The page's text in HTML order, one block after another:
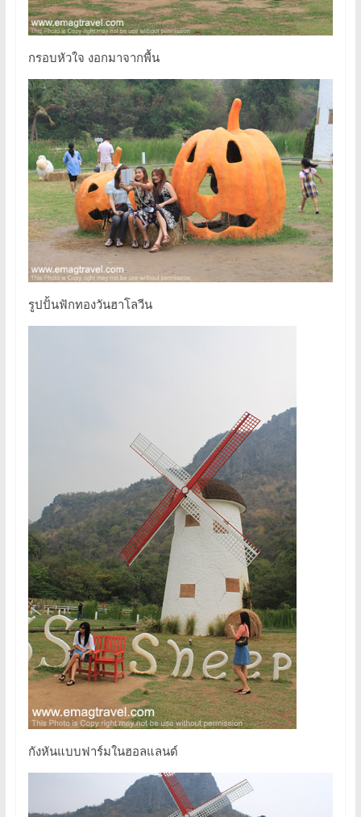
กรอบหัวใจ งอกมาจากพื้น
รูปปั้นฟักทองวันฮาโลวีน
กังหันแบบฟาร์มในฮอลแลนด์